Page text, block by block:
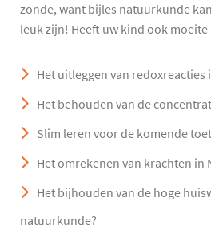
zonde, want bijles natuurkunde
leuk zijn! Heeft uw kind ook moeite
Het uitleggen van redoxreacties
Het behouden van de
Slim leren voor de komende
Het omrekenen van krachten in
Het bijhouden van de hoge
natuurkunde?